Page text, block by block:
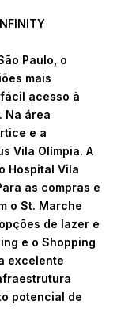
Paulo, o
mais
acesso à
Na área
e a
Vila Olímpia. A
Hospital Vila
as compras e
o St. Marche
de lazer e
e o Shopping
excelente
potencial de